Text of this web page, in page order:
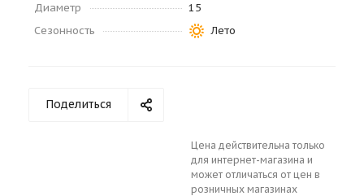
раз в 2 недели
Диаметр
15
Сезонность
Лето
Поделиться
Цена действительна только
для интернет-магазина и
может отличаться от цен в
розничных магазинах